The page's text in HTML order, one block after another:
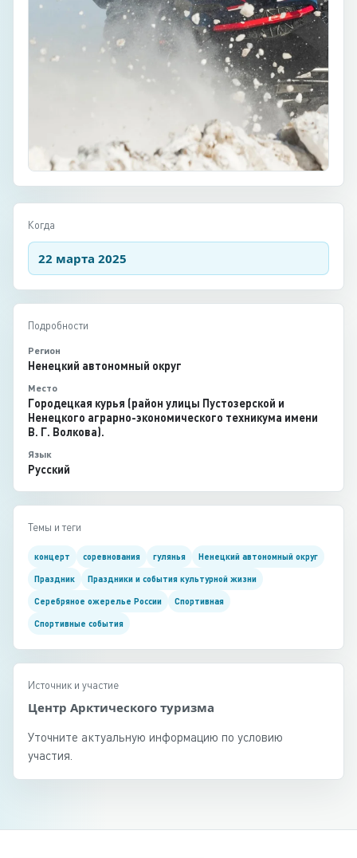
Когда
22 марта 2025
Подробности
Регион
Ненецкий автономный округ
Место
Городецкая курья (район улицы Пустозерской и
Ненецкого аграрно-экономического техникума имени
В. Г. Волкова).
Язык
Русский
Темы и теги
концерт соревнования гулянья Ненецкий автономный округ
Праздник Праздники и события культурной жизни
Серебряное ожерелье России Спортивная
Спортивные события
Источник и участие
Центр Арктического туризма
Уточните актуальную информацию по условию
участия.